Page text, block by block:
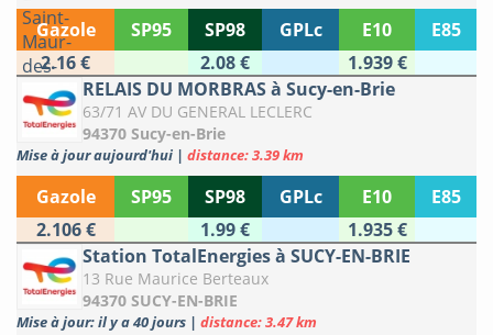
Gazole SP95 SP98 GPLc E10
E85
2.16 €
2.08 €
1.939 €
RELAIS DU MORBRAS à Sucy-en-Brie
63/71 AV DU GENERAL LECLERC
94370 Sucy-en-Brie
Mise à jour aujourd'hui | distance: 3.39 km
Gazole SP95 SP98 GPLc E10
E85
2.106 €
1.99 €
1.935 €
Station TotalEnergies à SUCY-EN-BRIE
13 Rue Maurice Berteaux
94370 SUCY-EN-BRIE
Mise à jour: il y a 40 jours | distance: 3.47 km